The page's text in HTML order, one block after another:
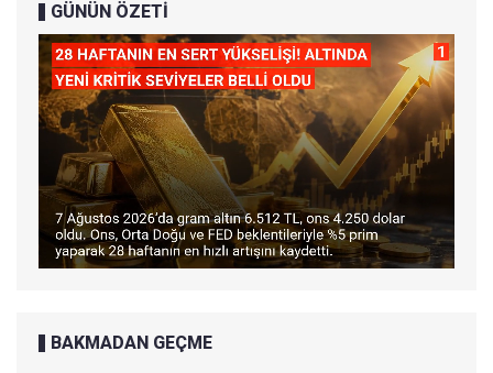
GÜNÜN ÖZETİ
BAKMADAN GEÇME